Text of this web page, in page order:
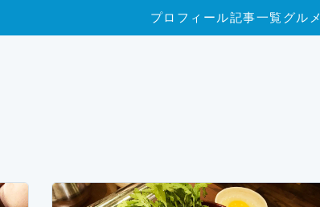
プロフィール記事一覧グルメ